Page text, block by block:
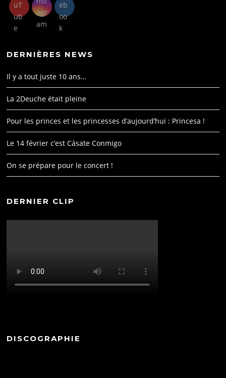
DERNIÈRES NEWS
Il y a tout juste 10 ans…
La 2Deuche était pleine
Pour les princes et les princesses d’aujourd’hui : Princesa !
Le 14 février c’est Cásate Conmigo
On se prépare pour le concert !
DERNIER CLIP
DISCOGRAPHIE